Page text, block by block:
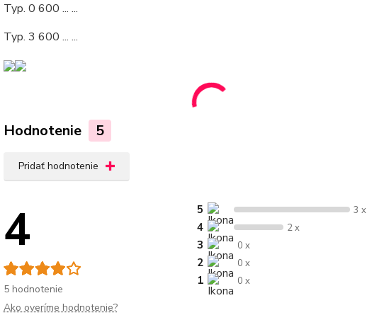
Typ. 0 600 ... ...
Typ. 3 600 ... ...
Hodnotenie 5
Pridať hodnotenie
4
5 hodnotenie
5 3 x
4 2 x
3 0 x
2 0 x
1 0 x
Ako overíme hodnotenie?